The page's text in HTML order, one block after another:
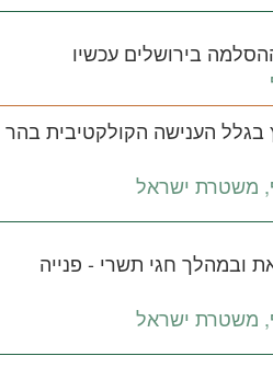
בירושלים עכשיו
בגלל הענישה הקולקטיבית בהר
, משטרת ישראל
ובמהלך חגי תשרי - פנייה
, משטרת ישראל